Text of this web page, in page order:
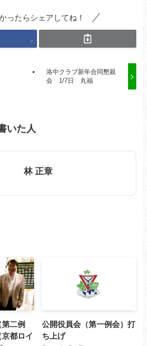
ったらシェアしてね！
洛中クラブ新年合同懇親
会 1/7日 丸福
いた人
林 正章
二例
都ロイ
公開役員会（第一例会）打
ち上げ